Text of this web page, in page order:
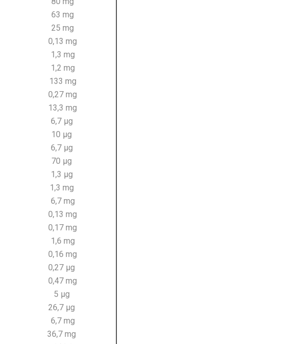
63 mg
25 mg
0,13 mg
1,3 mg
1,2 mg
133 mg
0,27 mg
13,3 mg
6,7 µg
10 µg
6,7 µg
70 µg
1,3 µg
1,3 mg
6,7 mg
0,13 mg
0,17 mg
1,6 mg
0,16 mg
0,27 µg
0,47 mg
5 µg
26,7 µg
6,7 mg
36,7 mg